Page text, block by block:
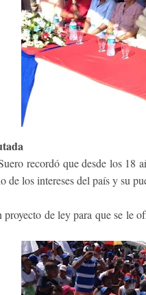
recordó que desde los 18
de los intereses del país y su
de ley para que se le